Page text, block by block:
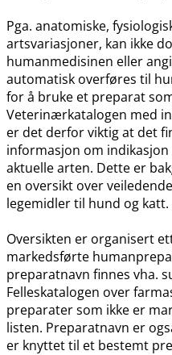
Pga. anatomiske,
artsvariasjoner, kan ikke
humanmedisinen eller
automatisk overføres til
for å bruke et preparat
Veterinærkatalogen med
er det derfor viktig at det
informasjon om
aktuelle arten. Dette er
en oversikt over
legemidler til hund og katt.
Oversikten er organisert
markedsførte
preparatnavn finnes vha.
Felleskatalogen over
preparater som ikke er
listen. Preparatnavn er
er knyttet til et bestemt